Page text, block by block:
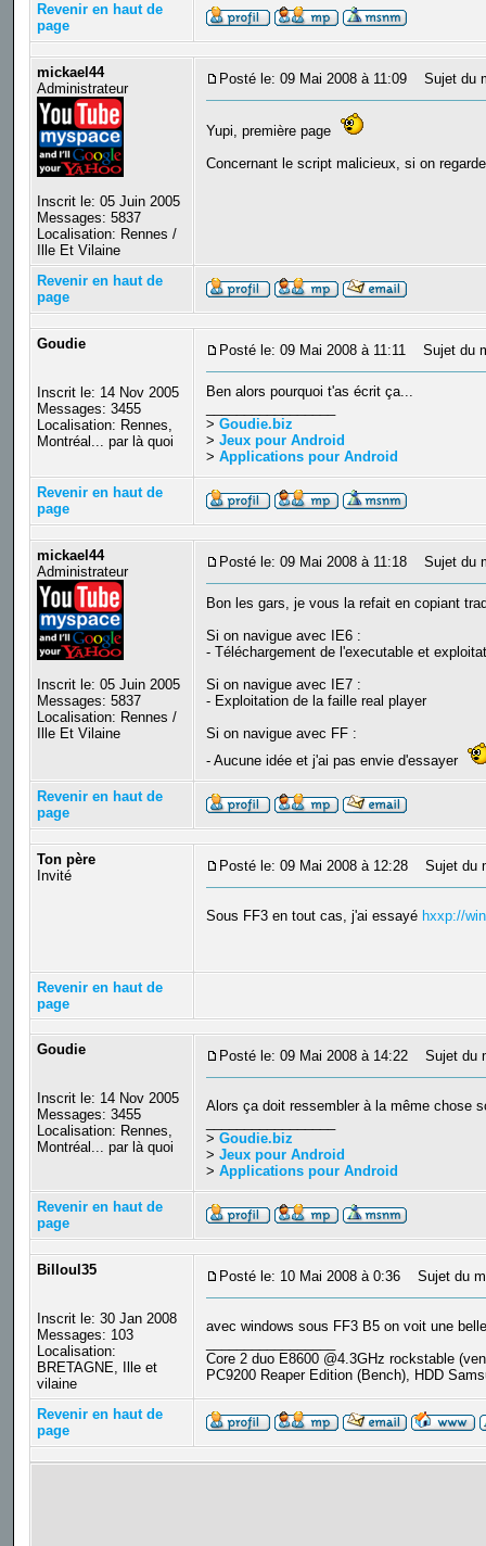
Revenir en haut de
page
mickael44
Administrateur
Inscrit le: 05 Juin 2005
Messages: 5837
Localisation: Rennes /
Ille Et Vilaine
Posté le: 09 Mai 2008 à 11:09 Sujet du
Yupi, première page
Concernant le script malicieux, si on
Revenir en haut de
page
Goudie
Inscrit le: 14 Nov 2005
Messages: 3455
Localisation: Rennes,
Montréal... par là quoi
Posté le: 09 Mai 2008 à 11:11 Sujet du
Ben alors pourquoi t'as écrit ça...
> Goudie.biz
> Jeux pour Android
> Applications pour Android
Revenir en haut de
page
mickael44
Administrateur
Inscrit le: 05 Juin 2005
Messages: 5837
Localisation: Rennes /
Ille Et Vilaine
Posté le: 09 Mai 2008 à 11:18 Sujet du
Bon les gars, je vous la refait en copiant
Si on navigue avec IE6 :
- Téléchargement de l'executable et
Si on navigue avec IE7 :
- Exploitation de la faille real player
Si on navigue avec FF :
- Aucune idée et j'ai pas envie d'essayer
Revenir en haut de
page
Ton père
Invité
Posté le: 09 Mai 2008 à 12:28 Sujet du
Sous FF3 en tout cas, j'ai essayé hxxp://
Revenir en haut de
page
Goudie
Inscrit le: 14 Nov 2005
Messages: 3455
Localisation: Rennes,
Montréal... par là quoi
Posté le: 09 Mai 2008 à 14:22 Sujet du
Alors ça doit ressembler à la même chose
> Goudie.biz
> Jeux pour Android
> Applications pour Android
Revenir en haut de
page
Billoul35
Inscrit le: 30 Jan 2008
Messages: 103
Localisation:
BRETAGNE, Ille et
vilaine
Posté le: 10 Mai 2008 à 0:36 Sujet du
avec windows sous FF3 B5 on voit une
Core 2 duo E8600 @4.3GHz rockstable
PC9200 Reaper Edition (Bench), HDD
Revenir en haut de
page